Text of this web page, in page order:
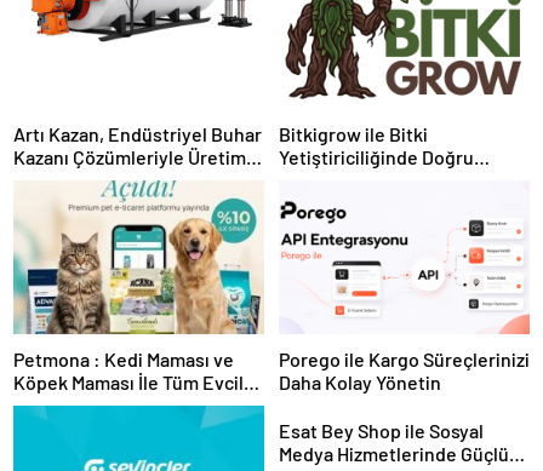
Artı Kazan, Endüstriyel Buhar
Kazanı Çözümleriyle Üretim
Tesislerine Verimli Sistemler
Sunuyor
Bitkigrow ile Bitki
Yetiştiriciliğinde Doğru
Petmona : Kedi Maması ve
Köpek Maması İle Tüm Evcil
Hayvan Ürünleri
Porego ile Kargo Süreçlerinizi
Daha Kolay Yönetin
Esat Bey Shop ile Sosyal
Medya Hizmetlerinde Güçlü